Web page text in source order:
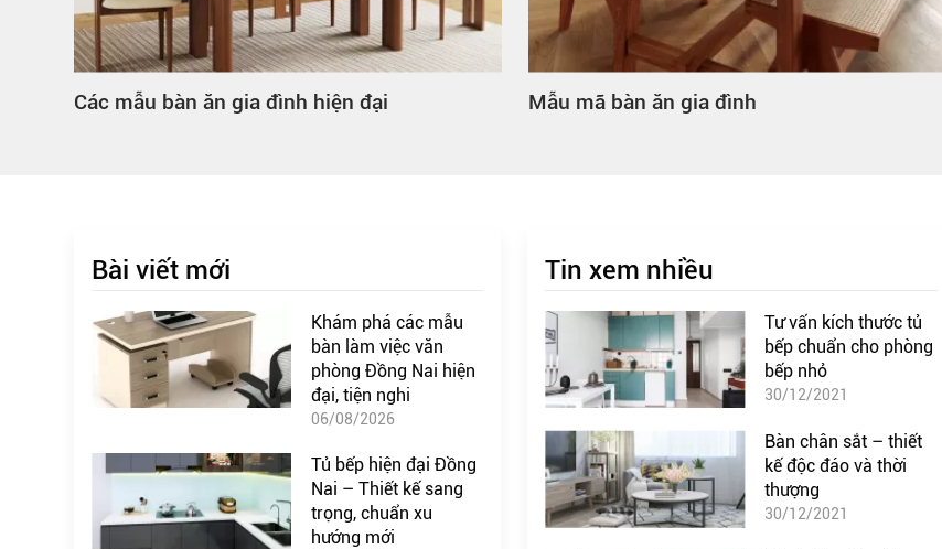
Các mẫu bàn ăn gia đình hiện đại Mẫu mã bàn ăn gia đình
Bài viết mới
Khám phá các mẫu
bàn làm việc văn
phòng Đồng Nai hiện
đại, tiện nghi
06/08/2026
Tủ bếp hiện đại Đồng
Nai – Thiết kế sang
trọng, chuẩn xu
hướng mới
Tin xem nhiều
Tư vấn kích thước tủ
bếp chuẩn cho phòng
bếp nhỏ
30/12/2021
Bàn chân sắt – thiết
kế độc đáo và thời
thượng
30/12/2021